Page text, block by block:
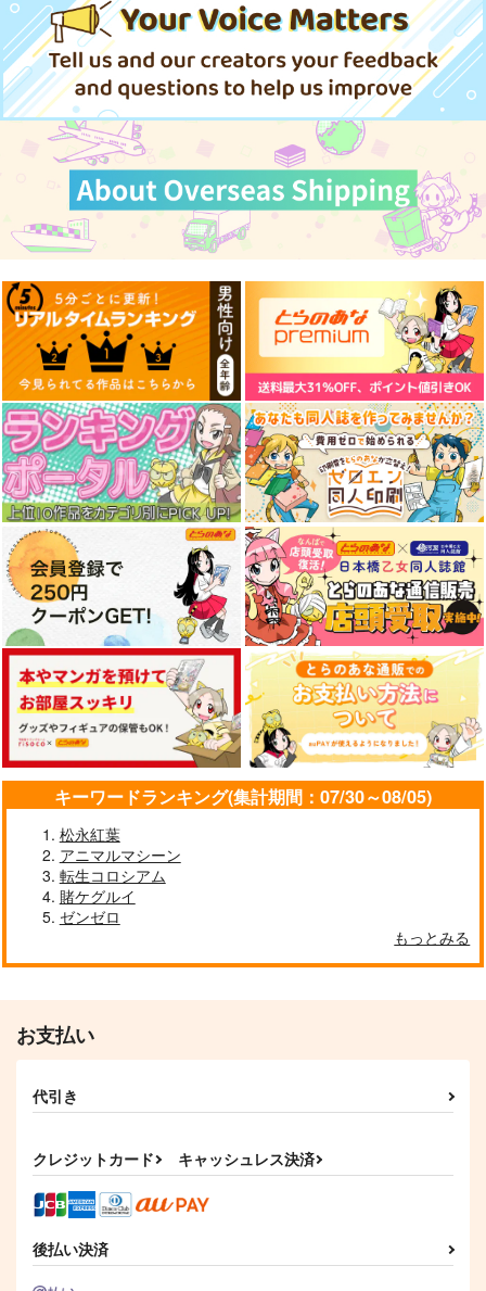
キーワードランキング(集計期間：07/30～08/05)
松永紅葉
アニマルマシーン
転生コロシアム
賭ケグルイ
ゼンゼロ
もっとみる
お支払い
代引き
クレジットカード キャッシュレス決済
後払い決済